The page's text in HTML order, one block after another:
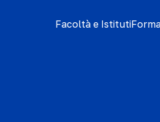
Facoltà e Istituti